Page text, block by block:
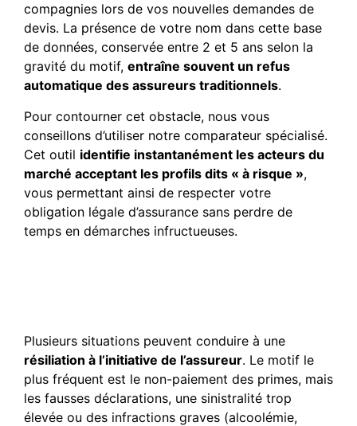
compagnies lors de vos nouvelles demandes de
devis. La présence de votre nom dans cette base
de données, conservée entre 2 et 5 ans selon la
gravité du motif, entraîne souvent un refus
automatique des assureurs traditionnels.
Pour contourner cet obstacle, nous vous
conseillons d’utiliser notre comparateur spécialisé.
Cet outil identifie instantanément les acteurs du
marché acceptant les profils dits « à risque »,
vous permettant ainsi de respecter votre
obligation légale d’assurance sans perdre de
temps en démarches infructueuses.
Plusieurs situations peuvent conduire à une
résiliation à l’initiative de l’assureur. Le motif le
plus fréquent est le non-paiement des primes, mais
les fausses déclarations, une sinistralité trop
élevée ou des infractions graves (alcoolémie,